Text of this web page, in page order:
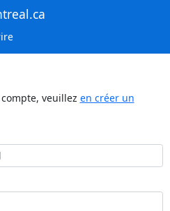
veuillez en créer un